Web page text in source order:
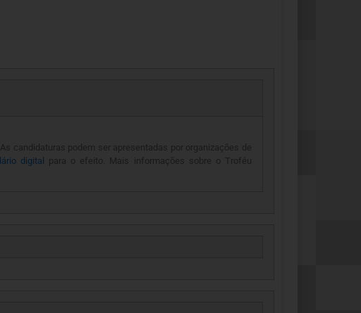
candidaturas podem ser apresentadas por organizações de
digital para o efeito. Mais informações sobre o Troféu